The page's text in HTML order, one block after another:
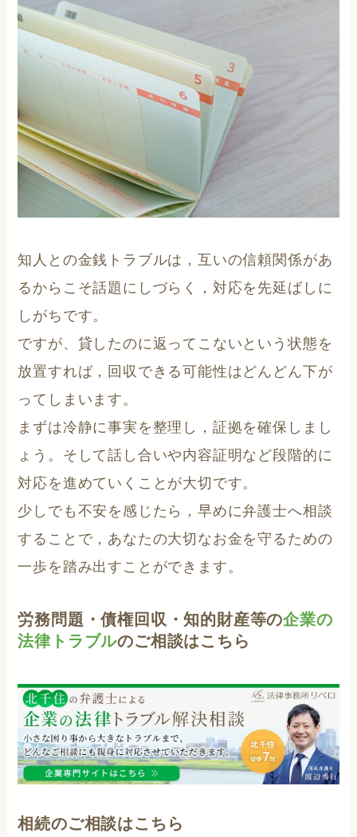
知人との金銭トラブルは，互いの信頼関係があ
るからこそ話題にしづらく，対応を先延ばしに
しがちです。
ですが、貸したのに返ってこないという状態を
放置すれば，回収できる可能性はどんどん下が
ってしまいます。
まずは冷静に事実を整理し，証拠を確保しまし
ょう。そして話し合いや内容証明など段階的に
対応を進めていくことが大切です。
少しでも不安を感じたら，早めに弁護士へ相談
することで，あなたの大切なお金を守るための
一歩を踏み出すことができます。
労務問題・債権回収・知的財産等の企業の
法律トラブルのご相談はこちら
相続のご相談はこちら